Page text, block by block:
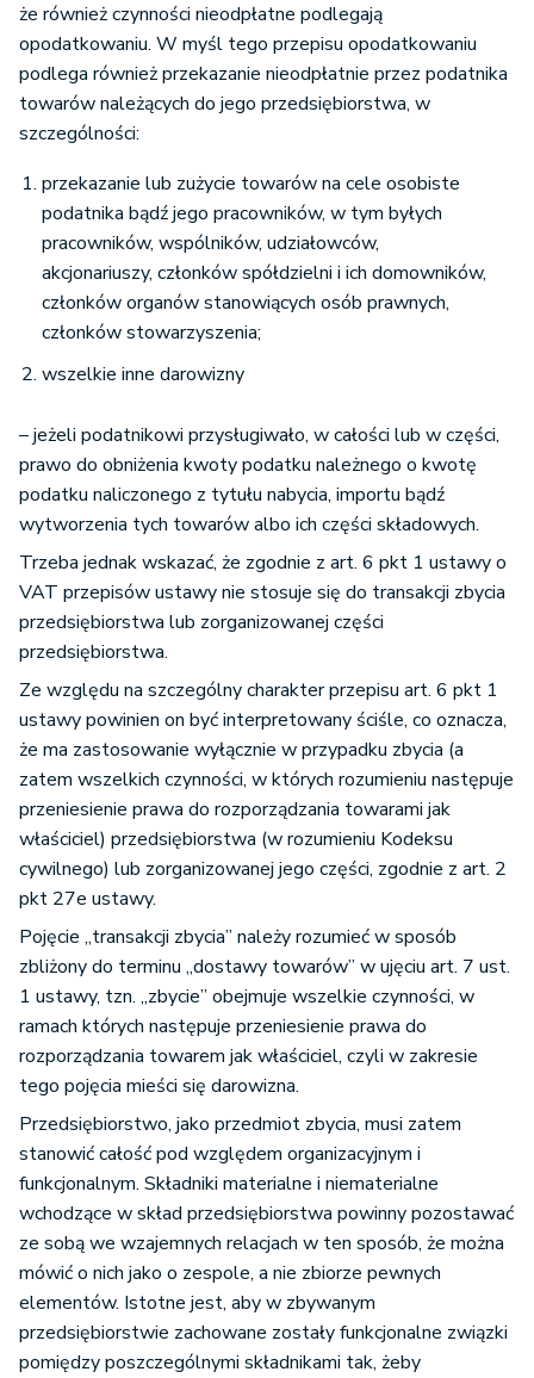
że również czynności nieodpłatne podlegają
opodatkowaniu. W myśl tego przepisu opodatkowaniu
podlega również przekazanie nieodpłatnie przez podatnika
towarów należących do jego przedsiębiorstwa, w
szczególności:
przekazanie lub zużycie towarów na cele osobiste
podatnika bądź jego pracowników, w tym byłych
pracowników, wspólników, udziałowców,
akcjonariuszy, członków spółdzielni i ich domowników,
członków organów stanowiących osób prawnych,
członków stowarzyszenia;
wszelkie inne darowizny
– jeżeli podatnikowi przysługiwało, w całości lub w części,
prawo do obniżenia kwoty podatku należnego o kwotę
podatku naliczonego z tytułu nabycia, importu bądź
wytworzenia tych towarów albo ich części składowych.
Trzeba jednak wskazać, że zgodnie z art. 6 pkt 1 ustawy o
VAT przepisów ustawy nie stosuje się do transakcji zbycia
przedsiębiorstwa lub zorganizowanej części
przedsiębiorstwa.
Ze względu na szczególny charakter przepisu art. 6 pkt 1
ustawy powinien on być interpretowany ściśle, co oznacza,
że ma zastosowanie wyłącznie w przypadku zbycia (a
zatem wszelkich czynności, w których rozumieniu następuje
przeniesienie prawa do rozporządzania towarami jak
właściciel) przedsiębiorstwa (w rozumieniu Kodeksu
cywilnego) lub zorganizowanej jego części, zgodnie z art. 2
pkt 27e ustawy.
Pojęcie „transakcji zbycia” należy rozumieć w sposób
zbliżony do terminu „dostawy towarów” w ujęciu art. 7 ust.
1 ustawy, tzn. „zbycie” obejmuje wszelkie czynności, w
ramach których następuje przeniesienie prawa do
rozporządzania towarem jak właściciel, czyli w zakresie
tego pojęcia mieści się darowizna.
Przedsiębiorstwo, jako przedmiot zbycia, musi zatem
stanowić całość pod względem organizacyjnym i
funkcjonalnym. Składniki materialne i niematerialne
wchodzące w skład przedsiębiorstwa powinny pozostawać
ze sobą we wzajemnych relacjach w ten sposób, że można
mówić o nich jako o zespole, a nie zbiorze pewnych
elementów. Istotne jest, aby w zbywanym
przedsiębiorstwie zachowane zostały funkcjonalne związki
pomiędzy poszczególnymi składnikami tak, żeby